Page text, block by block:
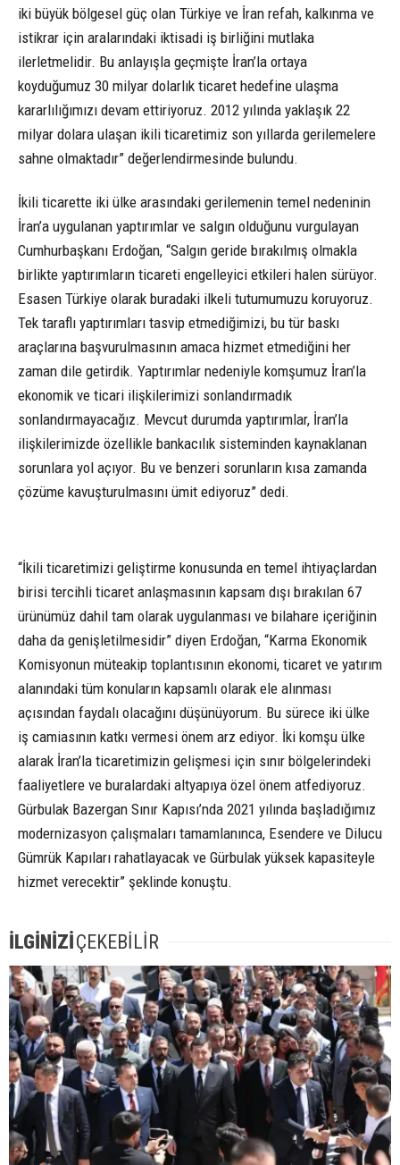
iki büyük bölgesel güç olan Türkiye ve İran refah, kalkınma ve
istikrar için aralarındaki iktisadi iş birliğini mutlaka
ilerletmelidir. Bu anlayışla geçmişte İran’la ortaya
koyduğumuz 30 milyar dolarlık ticaret hedefine ulaşma
kararlılığımızı devam ettiriyoruz. 2012 yılında yaklaşık 22
milyar dolara ulaşan ikili ticaretimiz son yıllarda gerilemelere
sahne olmaktadır” değerlendirmesinde bulundu.
İkili ticarette iki ülke arasındaki gerilemenin temel nedeninin
İran’a uygulanan yaptırımlar ve salgın olduğunu vurgulayan
Cumhurbaşkanı Erdoğan, “Salgın geride bırakılmış olmakla
birlikte yaptırımların ticareti engelleyici etkileri halen sürüyor.
Esasen Türkiye olarak buradaki ilkeli tutumumuzu koruyoruz.
Tek taraflı yaptırımları tasvip etmediğimizi, bu tür baskı
araçlarına başvurulmasının amaca hizmet etmediğini her
zaman dile getirdik. Yaptırımlar nedeniyle komşumuz İran’la
ekonomik ve ticari ilişkilerimizi sonlandırmadık
sonlandırmayacağız. Mevcut durumda yaptırımlar, İran’la
ilişkilerimizde özellikle bankacılık sisteminden kaynaklanan
sorunlara yol açıyor. Bu ve benzeri sorunların kısa zamanda
çözüme kavuşturulmasını ümit ediyoruz” dedi.
“İkili ticaretimizi geliştirme konusunda en temel ihtiyaçlardan
birisi tercihli ticaret anlaşmasının kapsam dışı bırakılan 67
ürünümüz dahil tam olarak uygulanması ve bilahare içeriğinin
daha da genişletilmesidir” diyen Erdoğan, “Karma Ekonomik
Komisyonun müteakip toplantısının ekonomi, ticaret ve yatırım
alanındaki tüm konuların kapsamlı olarak ele alınması
açısından faydalı olacağını düşünüyorum. Bu sürece iki ülke
iş camiasının katkı vermesi önem arz ediyor. İki komşu ülke
alarak İran’la ticaretimizin gelişmesi için sınır bölgelerindeki
faaliyetlere ve buralardaki altyapıya özel önem atfediyoruz.
Gürbulak Bazergan Sınır Kapısı’nda 2021 yılında başladığımız
modernizasyon çalışmaları tamamlanınca, Esendere ve Dilucu
Gümrük Kapıları rahatlayacak ve Gürbulak yüksek kapasiteyle
hizmet verecektir” şeklinde konuştu.
İLGİNİZİÇEKEBİLİR